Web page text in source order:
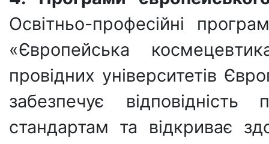
Освітньо-професійні
«Європейська
провідних університетів
забезпечує відповідність
стандартам та відкриває